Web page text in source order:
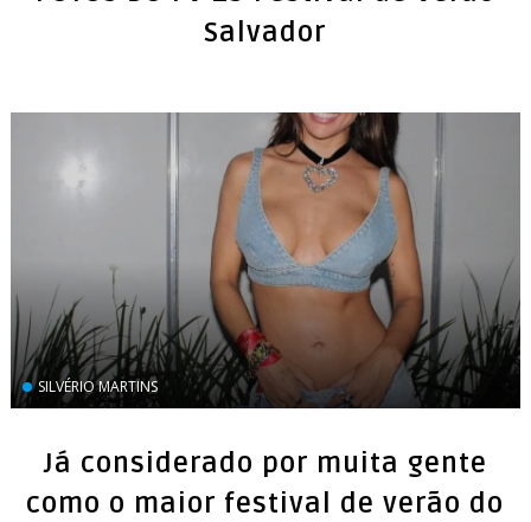
Salvador
SILVÉRIO MARTINS
Já considerado por muita gente
como o maior festival de verão do